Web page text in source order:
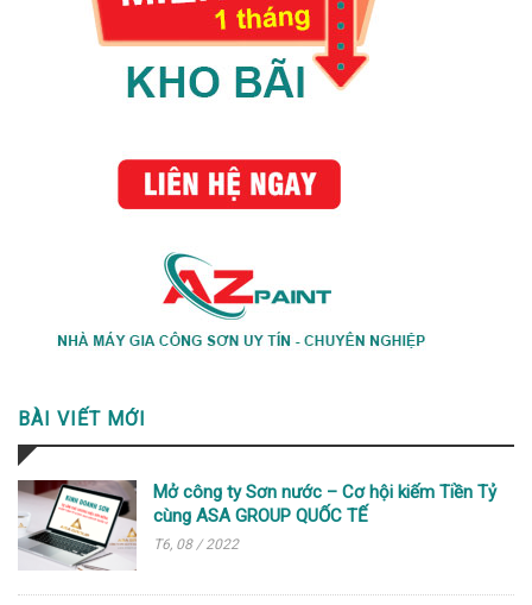
BÀI VIẾT MỚI
Mở công ty Sơn nước – Cơ hội kiếm Tiền Tỷ
cùng ASA GROUP QUỐC TẾ
T6, 08 / 2022